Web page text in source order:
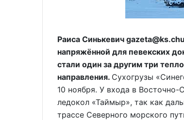
Раиса Синькевич
напряжённой для певекских
стали один за другим три
направления. Сухогрузы
10 ноября. У входа в
ледокол «Таймыр», так как
трассе Северного морского